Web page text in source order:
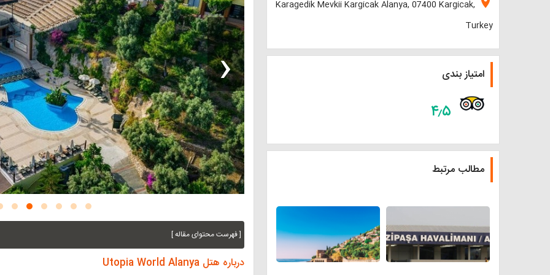
‹
[ فهرست محتوای مقاله ]
درباره هتل Utopia World Alanya
Karagedik Mevkii Kargicak Alanya, 07400 Kargicak,
Turkey
امتیاز بندی
۴٫۵
مطالب مرتبط